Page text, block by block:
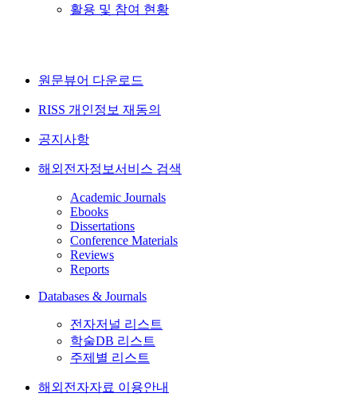
활용 및 참여 현황
원문뷰어 다운로드
RISS 개인정보 재동의
공지사항
해외전자정보서비스 검색
Academic Journals
Ebooks
Dissertations
Conference Materials
Reviews
Reports
Databases & Journals
전자저널 리스트
학술DB 리스트
주제별 리스트
해외전자자료 이용안내